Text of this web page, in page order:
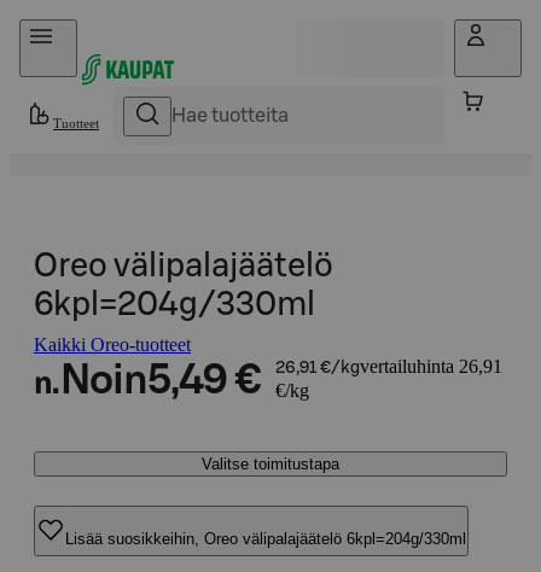
Hyppää sisältöön
Tuotteet
Oreo välipalajäätelö
6kpl=204g/330ml
Kaikki Oreo-tuotteet
n. Noin5,49 € 26,91 €/kgvertailuhinta 26,91
€/kg
Valitse toimitustapa
Lisää suosikkeihin, Oreo välipalajäätelö 6kpl=204g/330ml